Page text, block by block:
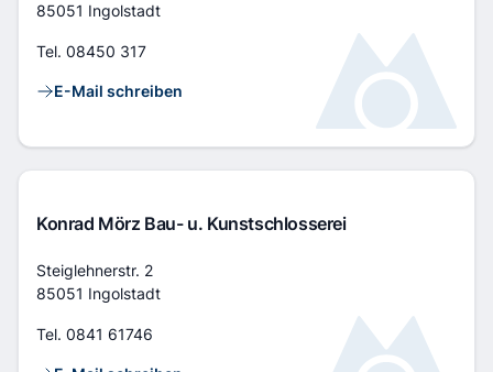
85051 Ingolstadt
Tel. 08450 317
Kontaktlinks
E-Mail schreiben
Konrad Mörz Bau- u. Kunstschlosserei
Adresse
Steiglehnerstr. 2
85051 Ingolstadt
Tel. 0841 61746